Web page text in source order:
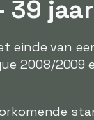
39 jaar
einde van
2008/2009